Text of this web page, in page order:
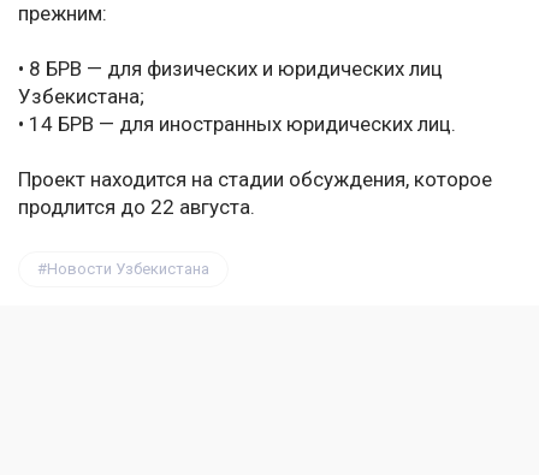
прежним:
• 8 БРВ — для физических и юридических лиц
Узбекистана;
• 14 БРВ — для иностранных юридических лиц.
Проект находится на стадии обсуждения, которое
продлится до 22 августа.
Новости Узбекистана